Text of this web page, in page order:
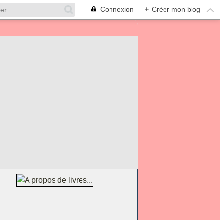
Connexion + Créer mon blog